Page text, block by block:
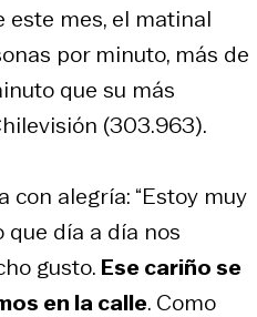
este mes, el matinal
por minuto, más de
que su más
(303.963).
con alegría: “Estoy muy
día a día nos
gusto. Ese cariño se
en la calle. Como